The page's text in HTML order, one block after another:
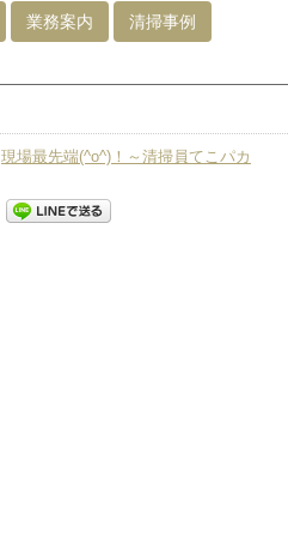
業務案内 清掃事例
現場最先端(^o^)！～清掃員てこパカ